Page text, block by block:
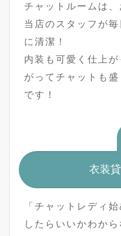
チャットルームは
当店のスタッフが
に清潔！
内装も可愛く仕上
がってチャットも
です！
衣装
「チャットレディ
したらいいかわか